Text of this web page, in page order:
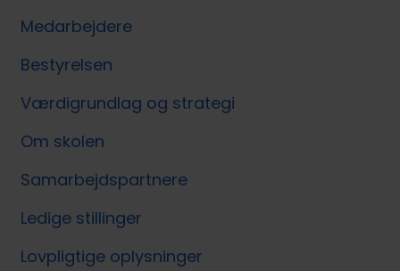
Medarbejdere
Bestyrelsen
Værdigrundlag og strategi
Om skolen
Samarbejdspartnere
Ledige stillinger
Lovpligtige oplysninger